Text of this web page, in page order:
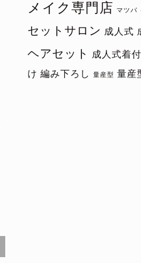
メイク専門店 マツパ
セットサロン 成人式
ヘアセット
成人式着
け 編み下ろし 量産型 量産